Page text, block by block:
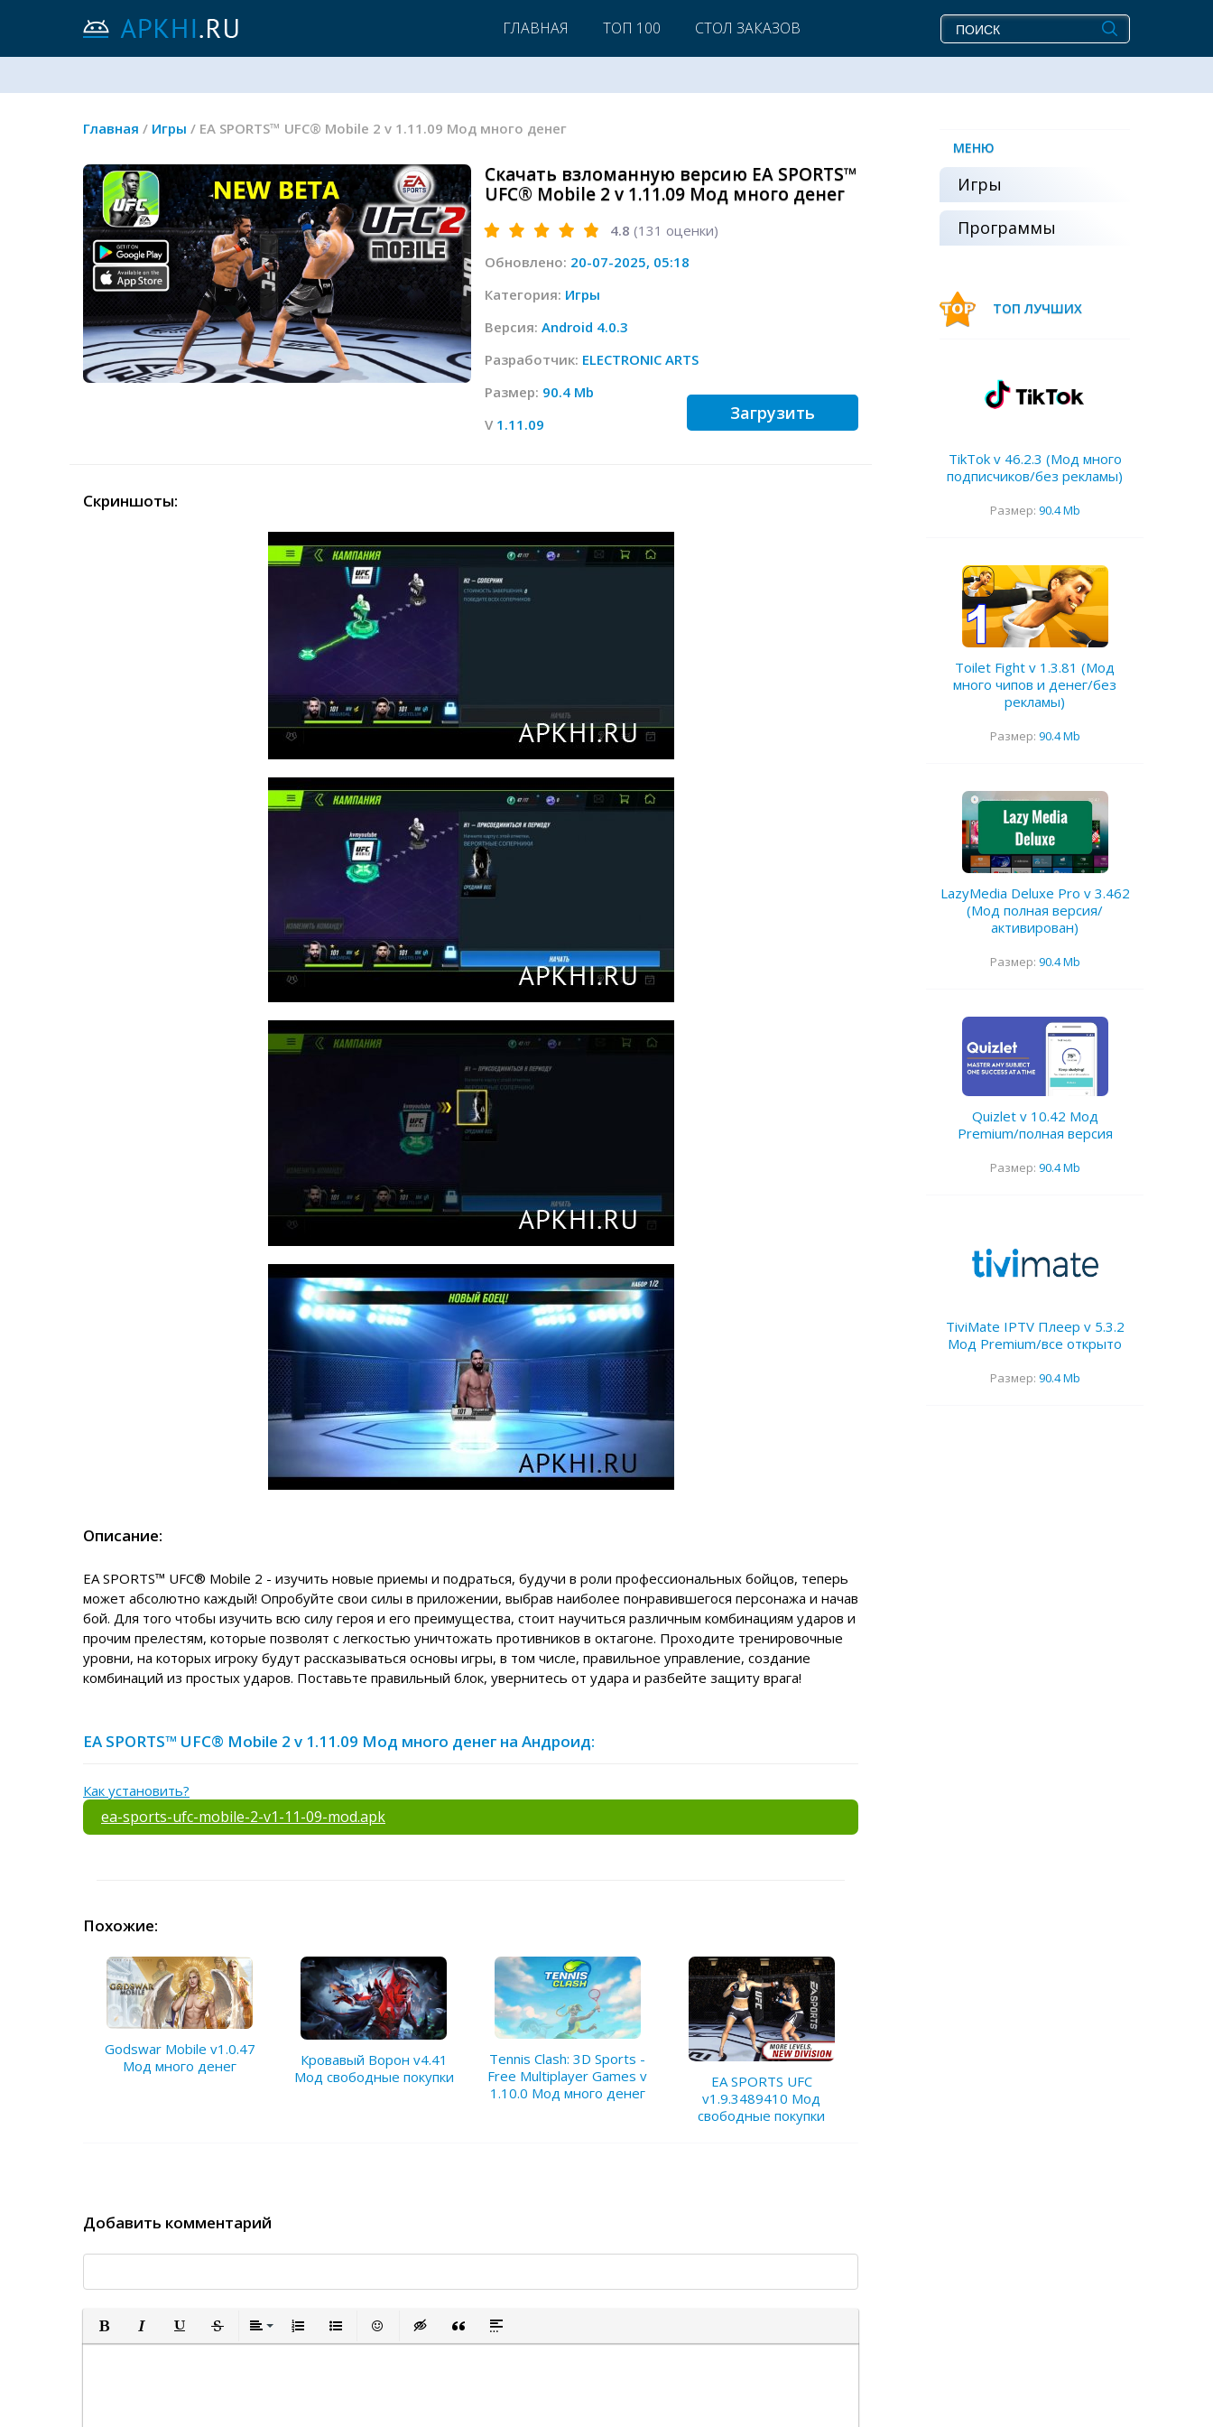
ГЛАВНАЯ ТОП 100 СТОЛ ЗАКАЗОВ
Главная / Игры / EA SPORTS™ UFC® Mobile 2 v 1.11.09 Мод много денег
Скачать взломанную версию EA SPORTS™
UFC® Mobile 2 v 1.11.09 Мод много денег
4.8 (131 оценки)
Обновлено: 20-07-2025, 05:18
Категория: Игры
Версия: Android 4.0.3
Разработчик: ELECTRONIC ARTS
Размер: 90.4 Mb
V 1.11.09
Загрузить
Скриншоты:
Описание:
EA SPORTS™ UFC® Mobile 2 - изучить новые приемы и подраться, будучи в роли профессиональных бойцов, теперь
может абсолютно каждый! Опробуйте свои силы в приложении, выбрав наиболее понравившегося персонажа и начав
бой. Для того чтобы изучить всю силу героя и его преимущества, стоит научиться различным комбинациям ударов и
прочим прелестям, которые позволят с легкостью уничтожать противников в октагоне. Проходите тренировочные
уровни, на которых игроку будут рассказываться основы игры, в том числе, правильное управление, создание
комбинаций из простых ударов. Поставьте правильный блок, увернитесь от удара и разбейте защиту врага!
EA SPORTS™ UFC® Mobile 2 v 1.11.09 Мод много денег на Андроид:
Как установить?
ea-sports-ufc-mobile-2-v1-11-09-mod.apk
Похожие:
Godswar Mobile v1.0.47
Мод много денег
Кровавый Ворон v4.41
Мод свободные покупки
Tennis Clash: 3D Sports -
Free Multiplayer Games v
1.10.0 Мод много денег
EA SPORTS UFC
v1.9.3489410 Мод
свободные покупки
Добавить комментарий
Полужирный
КурсивПодчеркнутый
ЗачеркнутыйВыравнивание
Нумерованный список
Маркированный список
Вставить смайлик
Вставка скрытого текста
Вставка цитаты
Вставка спойлера
МЕНЮ
Игры
Программы
ТОП ЛУЧШИХ
TikTok v 46.2.3 (Мод много
подписчиков/без рекламы)
Размер: 90.4 Mb
Toilet Fight v 1.3.81 (Мод
много чипов и денег/без
рекламы)
Размер: 90.4 Mb
LazyMedia Deluxe Pro v 3.462
(Мод полная версия/
активирован)
Размер: 90.4 Mb
Quizlet v 10.42 Мод
Premium/полная версия
Размер: 90.4 Mb
TiviMate IPTV Плеер v 5.3.2
Мод Premium/все открыто
Размер: 90.4 Mb